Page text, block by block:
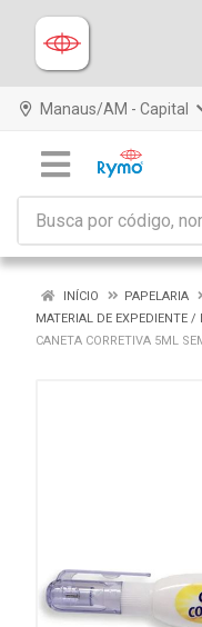
Manaus/AM - Capital
INÍCIO
PAPELARIA
MATERIAL DE EXPEDIENTE /
CANETA CORRETIVA 5ML